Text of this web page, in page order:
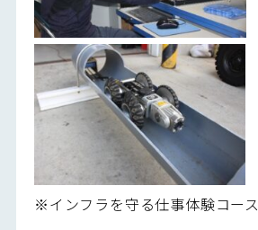
※インフラを守る仕事体験コース